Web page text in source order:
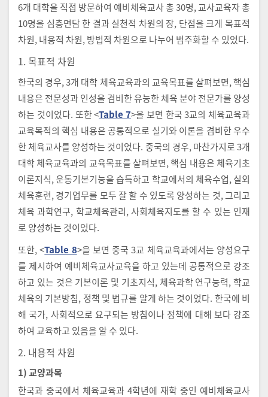
6개 대학을 직접 방문하여 예비체육교사 총 30명, 교사교육자 총
10명을 심층면담 한 결과 실천적 차원의 장, 단점을 크게 목표적
차원, 내용적 차원, 방법적 차원으로 나누어 범주화할 수 있었다.
1. 목표적 차원
한국의 경우, 3개 대학 체육교육과의 교육목표를 살펴보면, 핵심
내용은 전문성과 인성을 겸비한 유능한 체육 분야 전문가를 양성
하는 것이었다. 또한 <Table 7>을 보면 한국 3교의 체육교육과
교육목적의 핵심 내용은 공통적으로 실기와 이론을 겸비한 우수
한 체육교사를 양성하는 것이었다. 중국의 경우, 마찬가지로 3개
대학 체육교육과의 교육목표를 살펴보면, 핵심 내용은 체육기초
이론지식, 운동기본기능을 습득하고 학교에서의 체육수업, 실외
체육훈련, 경기업무를 모두 잘 할 수 있도록 양성하는 것, 그리고
체육 과학연구, 학교체육관리, 사회체육지도를 할 수 있는 인재
로 양성하는 것이었다.
또한, <Table 8>을 보면 중국 3교 체육교육과에서는 양성요구
를 제시하여 예비체육교사교육을 하고 있는데 공통적으로 강조
하고 있는 것은 기본이론 및 기초지식, 체육과학 연구능력, 학교
체육의 기본방침, 정책 및 법규를 알게 하는 것이었다. 한국에 비
해 국가, 사회적으로 요구되는 방침이나 정책에 대해 보다 강조
하여 교육하고 있음을 알 수 있다.
2. 내용적 차원
1) 교양과목
한국과 중국에서 체육교육과 4학년에 재학 중인 예비체육교사